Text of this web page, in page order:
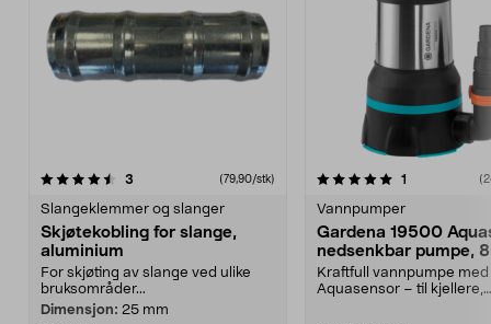
3 (79,90/stk)
Slangeklemmer og slanger
Skjøtekobling for slange,
aluminium
For skjøting av slange ved ulike
bruksområder...
Dimensjon: 25 mm
5.0av 5 stjerner 1 anmeldelser
Vannpumper
Gardena 19500
nedsenkbar pumpe,
Kraftfull vannpumpe med
Aquasensor – til kjellere,